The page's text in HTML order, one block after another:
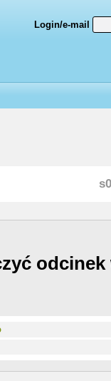
Login/e-mail